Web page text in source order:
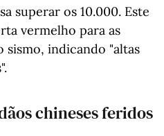
superar os 10.000. Este
vermelho para as
sismo, indicando "altas
chineses feridos